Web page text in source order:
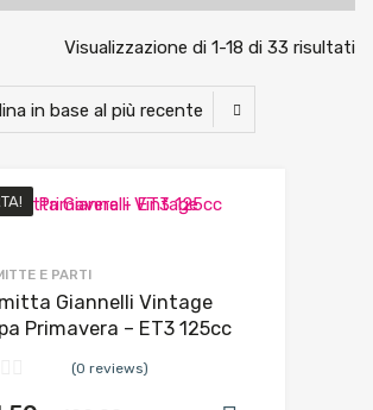
Visualizzazione di 1-18 di 33 risultati
E PARTI
Giannelli Vintage
Primavera – ET3 125cc
(0 reviews)